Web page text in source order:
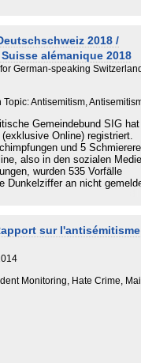
2018 /
alémanique 2018
German-speaking
Antisemitism,
Gemeindebund SIG
Online) registriert.
und 5
also in den sozialen
wurden 535 Vorfälle
Dunkelziffer an nicht
Schoahleugnung/-
(170) und
(222).
haben in der heutigen Zeit
die verschiedensten und
sur l'antisémitisme
Monitoring, Hate Crime,